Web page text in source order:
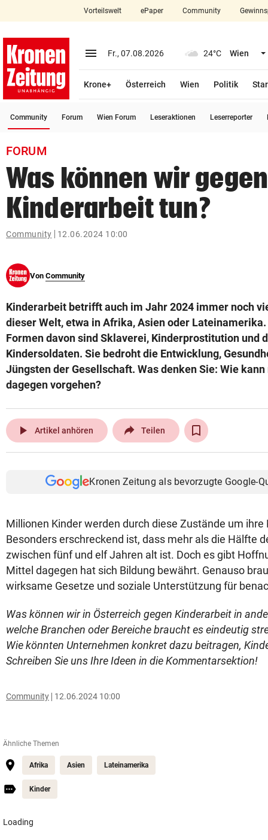
closeSchließen
account_circle Anmelden
arrow_right
pin_drop
Wien
bookmark
search
Suchbegriff
eingeben
© Krone Multimedia GmbH & Co KG 2026
Vorteilswelt ePaper Community
menu Menü aufklappen
Fr., 07.08.2026 24°C Wien
Krone+ Österreich Wien Politik
Community Forum Wien Forum Leseraktionen Leserreporter
FORUM
Was können wir gegen
Kinderarbeit tun?
Community 12.06.2024 10:00
Von Community
Kinderarbeit betrifft auch im Jahr 2024 immer noch
dieser Welt, etwa in Afrika, Asien oder
Formen davon sind Sklaverei, Kinderprostitution und
Kindersoldaten. Sie bedroht die Entwicklung,
Jüngsten der Gesellschaft. Was denken Sie: Wie
dagegen vorgehen?
play_arrow Artikel anhören Teilen
Kronen Zeitung als bevorzugte Google-
Millionen Kinder werden durch diese Zustände um ihre
Besonders erschreckend ist, dass mehr als die Hälfte
zwischen fünf und elf Jahren alt ist. Doch es gibt
Mittel dagegen hat sich Bildung bewährt. Genauso
wirksame Gesetze und soziale Unterstützung für
Was können wir in Österreich gegen Kinderarbeit in
welche Branchen oder Bereiche braucht es eindeutig
Wie könnten Unternehmen konkret dazu beitragen,
Schreiben Sie uns Ihre Ideen in die Kommentarsektion!
Community 12.06.2024 10:00
Ähnliche Themen
Afrika Asien Lateinamerika
Kinder